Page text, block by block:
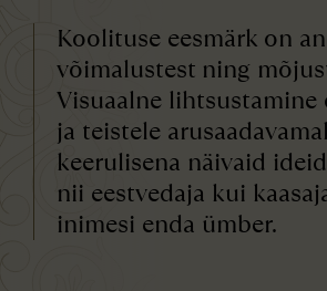
Koolituse eesmärk on
võimalustest ning
Visuaalne
ja teistele
keerulisena näivaid
nii eestvedaja kui
inimesi enda ümber.